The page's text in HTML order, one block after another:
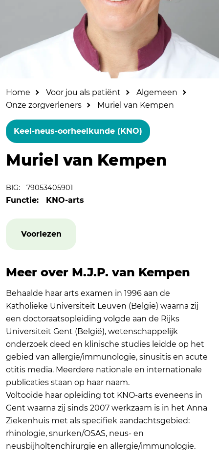
Home Voor jou als patiënt
Algemeen
Onze zorgverleners
Muriel van Kempen
Keel-neus-oorheelkunde (KNO)
Muriel van Kempen
BIG: 79053405901
Functie: KNO-arts
Voorlezen
Meer over M.J.P. van Kempen
Behaalde haar arts examen in 1996 aan de
Katholieke Universiteit Leuven (België) waarna zij
een doctoraatsopleiding volgde aan de Rijks
Universiteit Gent (België), wetenschappelijk
onderzoek deed en klinische studies leidde op het
gebied van allergie/immunologie, sinusitis en acute
otitis media. Meerdere nationale en internationale
publicaties staan op haar naam.
Voltooide haar opleiding tot KNO-arts eveneens in
Gent waarna zij sinds 2007 werkzaam is in het Anna
Ziekenhuis met als specifiek aandachtsgebied:
rhinologie, snurken/OSAS, neus- en
neusbijholtenchirurgie en allergie/immunologie.